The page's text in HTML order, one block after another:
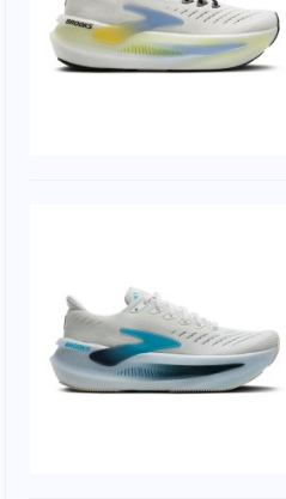
an und bleibt immer
Läufe fühlen sich spritzig